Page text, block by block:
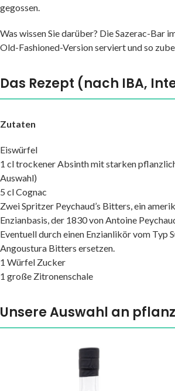
gegossen.
Was wissen Sie darüber? Die Sazerac-Bar
Old-Fashioned-Version serviert und so
Das Rezept (nach IBA,
Zutaten
Eiswürfel
1 cl trockener Absinth mit starken
Auswahl)
5 cl Cognac
Zwei Spritzer Peychaud’s Bitters, ein
Enzianbasis, der 1830 von Antoine
Eventuell durch einen Enzianlikör vom Typ
Angoustura Bitters ersetzen.
1 Würfel Zucker
1 große Zitronenschale
Unsere Auswahl an